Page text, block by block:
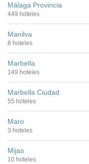
Málaga Provincia
449 hoteles
Manilva
8 hoteles
Marbella
149 hoteles
Marbella Ciudad
55 hoteles
Maro
3 hoteles
Mijas
10 hoteles